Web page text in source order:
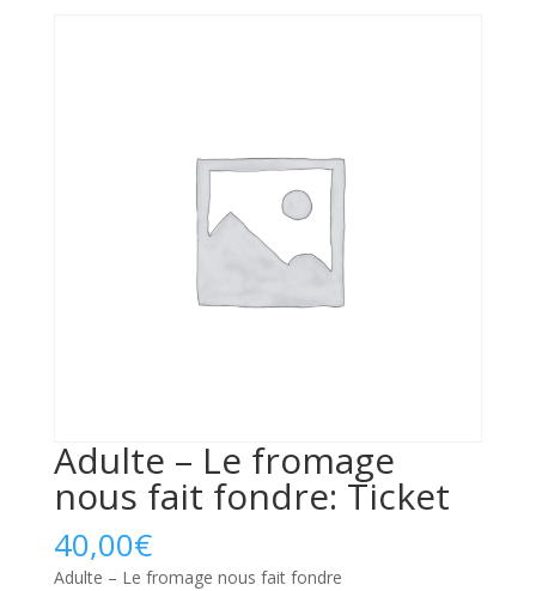
Adulte – Le fromage
nous fait fondre: Ticket
40,00€
Adulte – Le fromage nous fait fondre